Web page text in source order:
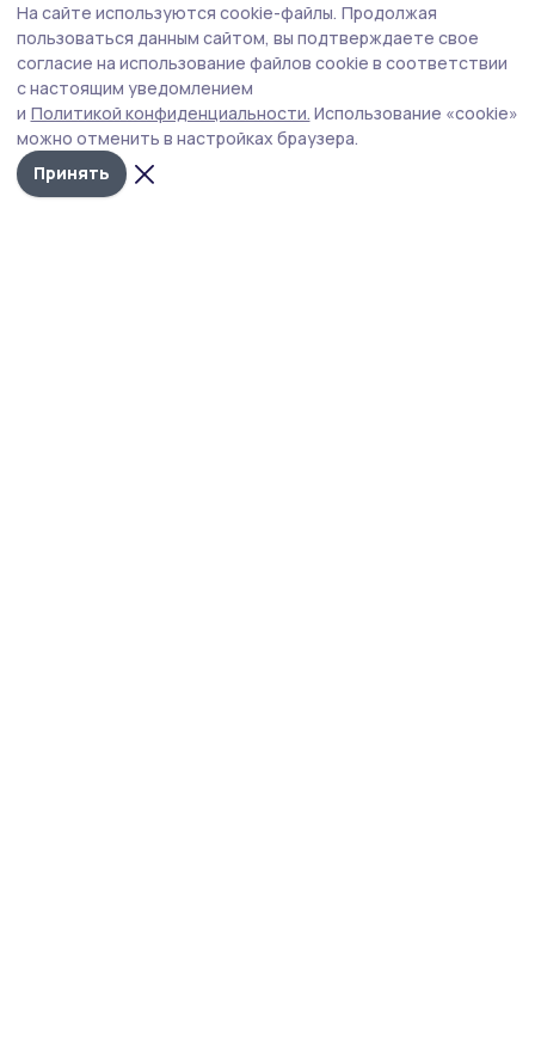
приоритеты образования
Губернатор держит на контроле ситуацию с бензином,
требует навести порядок с мусором в Тамбове.
На сайте используются cookie-файлы. Продолжая
пользоваться данным сайтом, вы подтверждаете свое
согласие на использование файлов cookie в соответствии
с настоящим уведомлением
и Политикой конфиденциальности. Использование «cookie»
можно отменить в настройках браузера.
Принять